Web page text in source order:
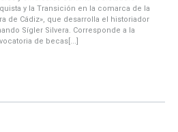
y la Transición en la comarca de la
de Cádiz», que desarrolla el historiador
Sígler Silvera. Corresponde a la
de becas[...]